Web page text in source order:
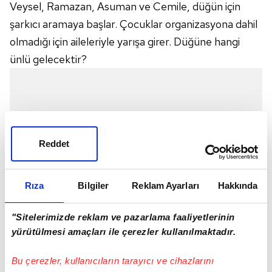
Rıza Bilgiler Reklam Ayarları Hakkında
"Sitelerimizde reklam ve pazarlama faaliyetlerinin
yürütülmesi amaçları ile çerezler kullanılmaktadır.
Bu çerezler, kullanıcıların tarayıcı ve cihazlarını
Reddet
Veysel, Ramazan, Asuman ve Cemile, düğün için
şarkıcı aramaya başlar. Çocuklar organizasyona dahil
olmadığı için aileleriyle yarışa girer. Düğüne hangi
ünlü gelecektir?